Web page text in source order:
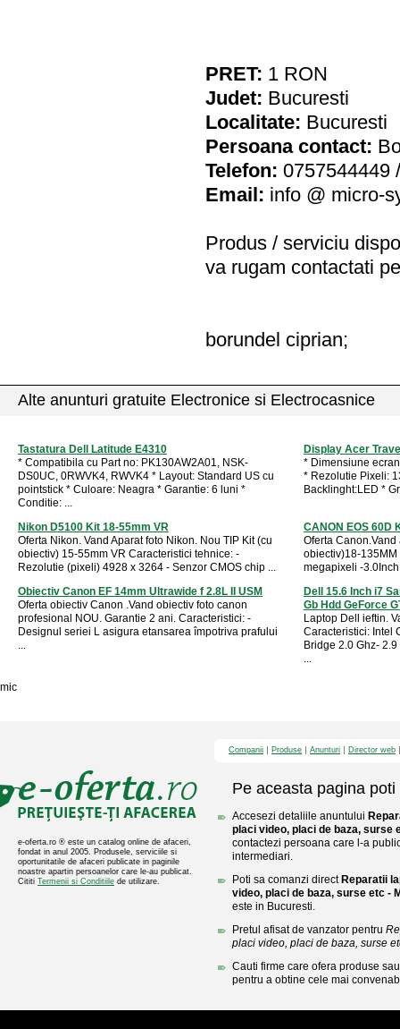
PRET: 1 RON
Judet: Bucuresti
Localitate: Bucuresti
Persoana contact:
Telefon: 0757544449
Email: info @ micro-
Produs / serviciu
va rugam contactati
borundel ciprian;
Alte anunturi gratuite Electronice si Electrocasnice
Tastatura Dell Latitude E4310
* Compatibila cu Part no: PK130AW2A01, NSK-
DS0UC, 0RWVK4, RWVK4 * Layout: Standard US cu
pointstick * Culoare: Neagra * Garantie: 6 luni *
Conditie: ...
Display Acer
* Dimensiune
* Rezolutie Pixeli:
Backlinght:LED *
Nikon D5100 Kit 18-55mm VR
Oferta Nikon. Vand Aparat foto Nikon. Nou TIP Kit (cu
obiectiv) 15-55mm VR Caracteristici tehnice: -
Rezolutie (pixeli) 4928 x 3264 - Senzor CMOS chip ...
CANON EOS 60D
Oferta
obiectiv)18-
megapixeli -
Obiectiv Canon EF 14mm Ultrawide f 2.8L II USM
Oferta obiectiv Canon .Vand obiectiv foto canon
profesional NOU. Garantie 2 ani. Caracteristici: -
Designul seriei L asigura etansarea împotriva prafului
...
Dell 15.6 Inch i7
Gb Hdd GeForce
Laptop Dell ieftin.
Caracteristici: Intel
Bridge 2.0 Ghz-
...
mic
e-oferta.ro ® este un catalog online de afaceri,
fondat in anul 2005. Produsele, serviciile si
oportunitatile de afaceri publicate in paginile
noastre apartin persoanelor care le-au publicat.
Cititi Termenii si Conditiile de utilizare.
Companii Produse Anunturi Director web
Pe aceasta pagina poti
Accesezi detaliile anuntului
placi video, placi de baza, surse
contactezi persoana care l-a
intermediari.
Poti sa comanzi direct Reparatii
video, placi de baza, surse etc -
este in Bucuresti.
Pretul afisat de vanzator pentru
placi video, placi de baza, surse
Cauti firme care ofera produse
pentru a obtine cele mai